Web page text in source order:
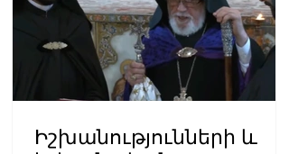
Իշխանությունների և